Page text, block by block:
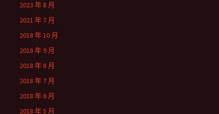
2023 年 8 月
2021 年 7 月
2018 年 10 月
2018 年 9 月
2018 年 8 月
2018 年 7 月
2018 年 6 月
2018 年 5 月